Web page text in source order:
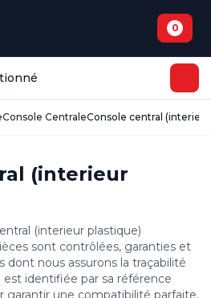
0
Console CentraleConsole central
(interieur
(interieur plastique)
sont contrôlées, garanties et
dont nous assurons la traçabilité
identifiée par sa référence
garantir une compatibilité parfaite.